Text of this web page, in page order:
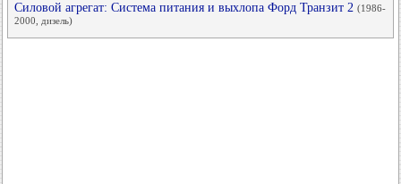
Силовой агрегат: Система питания и выхлопа Форд Транзит 2 (1986-
2000, дизель)